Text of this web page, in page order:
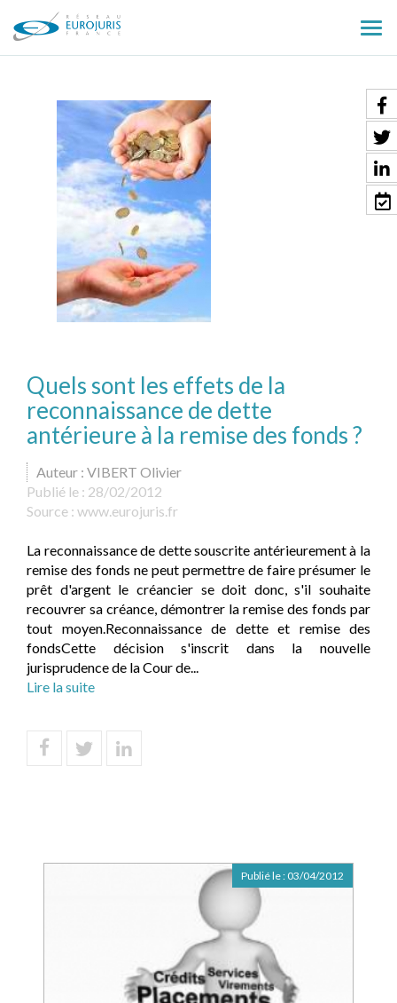
le
Quels sont les effets de la
reconnaissance de dette
antérieure à la remise des fonds ?
Auteur : VIBERT Olivier
Publié le : 28/02/2012
Source : www.eurojuris.fr
La reconnaissance de dette souscrite antérieurement à la
remise des fonds ne peut permettre de faire présumer le
prêt d'argent le créancier se doit donc, s'il souhaite
recouvrer sa créance, démontrer la remise des fonds par
tout moyen.Reconnaissance de dette et remise des
fondsCette décision s'inscrit dans la nouvelle
jurisprudence de la Cour de...
Lire la suite
Publié le : 03/04/2012